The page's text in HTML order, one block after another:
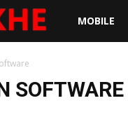
MOBILE
SOFTWARE